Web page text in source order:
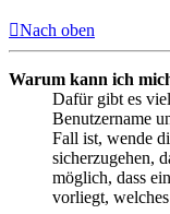
Nach oben
Warum kann ich
Dafür gibt es
Benutzername
Fall ist, wende
sicherzugehen,
möglich, dass
vorliegt,